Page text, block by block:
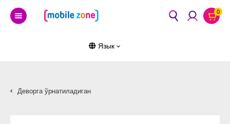
0
Язык
Деворга ўрнатиладиган